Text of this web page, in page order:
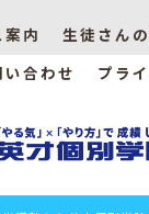
内 生徒さん
い合わせ プラ